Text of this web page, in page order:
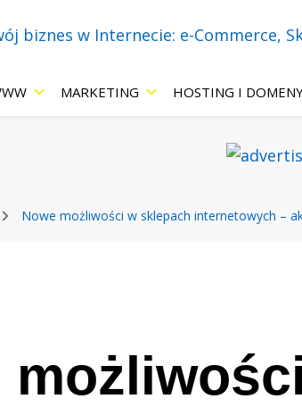
–
e-
w Internecie! Wszystko o: sklepach
MARKETING HOSTING I
Nowe możliwości w sklepach internetowych –